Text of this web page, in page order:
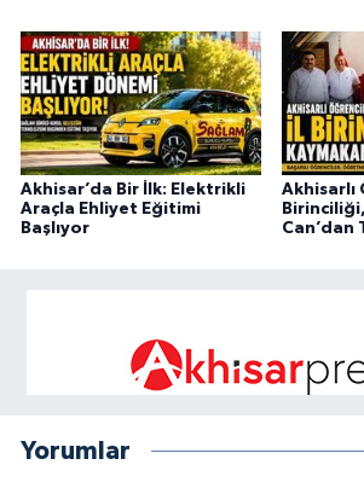
Akhisar’da Bir İlk: Elektrikli
Araçla Ehliyet Eğitimi
Başlıyor
Akhisarlı
Can’dan
Yorumlar